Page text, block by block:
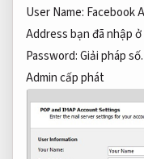
User Name: Facebook
Address bạn đã nhập
Password:Giải pháp số.
Admin cấp phát